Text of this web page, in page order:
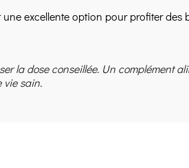
une excellente option pour profiter des
la dose conseillée. Un complément
vie sain.